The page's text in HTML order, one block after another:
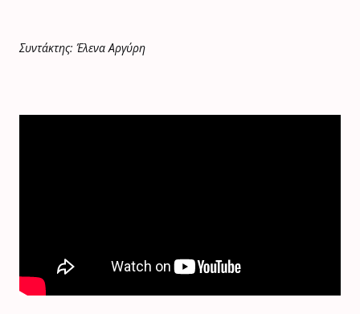
Συντάκτης: Έλενα Αργύρη